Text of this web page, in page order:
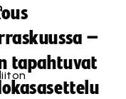
–
tapahtuvat